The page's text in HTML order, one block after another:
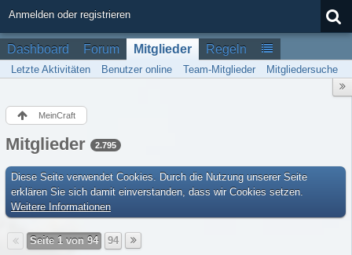
Anmelden oder registrieren
Dashboard Forum Mitglieder Regeln
Letzte Aktivitäten Benutzer online Team-Mitglieder Mitgliedersuche
MeinCraft
Mitglieder 2.795
Diese Seite verwendet Cookies. Durch die Nutzung unserer Seite
erklären Sie sich damit einverstanden, dass wir Cookies setzen.
Weitere Informationen
Seite 1 von 94 94